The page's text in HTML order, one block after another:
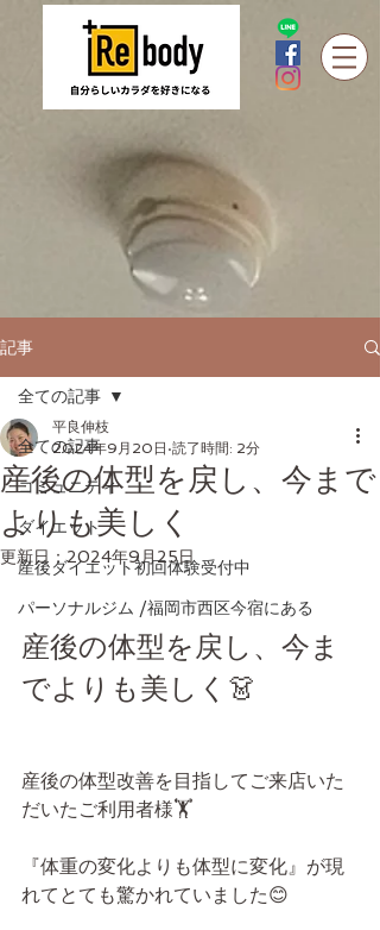
記事
全ての記事
コミュニティ
ダイエット
産後ダイエット初回体験受付中
パーソナルジム /福岡市西区今宿にある
全ての記事
産後の体型を戻し、今まで
よりも美しく
平良伸枝
2024年9月20日 読了時間: 2分
更新日：2024年9月25日
産後の体型を戻し、今ま
でよりも美しく👗
産後の体型改善を目指してご来店いた
だいたご利用者様🏋️
『体重の変化よりも体型に変化』が現
れてとても驚かれていました😊